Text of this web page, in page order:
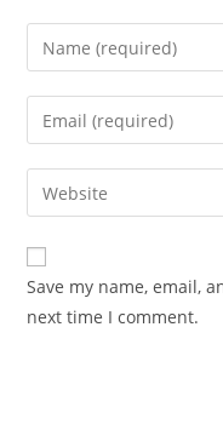
Save my name, email,
next time I comment.